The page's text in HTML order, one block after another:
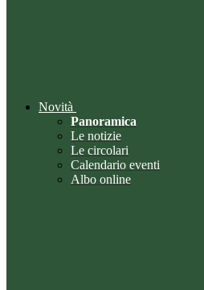
Novità
Panoramica
Le notizie
Le circolari
Calendario eventi
Albo online